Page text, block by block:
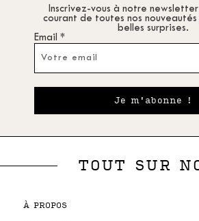
Inscrivez-vous à notre
courant de toutes nos
belles surprises.
Email *
Je m'abonne !
TOUT SUR
À PROPOS